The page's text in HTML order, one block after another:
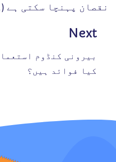
نقصان پہنچا سکتی ہے (٤)۔
Next
بیرونی کنڈوم
کیا فوائد ہیں؟